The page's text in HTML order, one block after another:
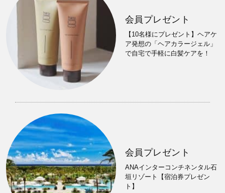
会員プレゼント
【10名様にプレゼント】ヘアケ
ア発想の「ヘアカラージェル」
で自宅で手軽に白髪ケアを！
会員プレゼント
ANAインターコンチネンタル石
垣リゾート【宿泊券プレゼン
ト】